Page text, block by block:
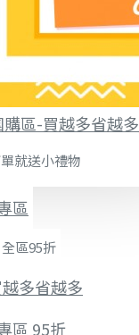
購區-買越多省越多
就送小禮物
區
區95折
多省越多
區 95折